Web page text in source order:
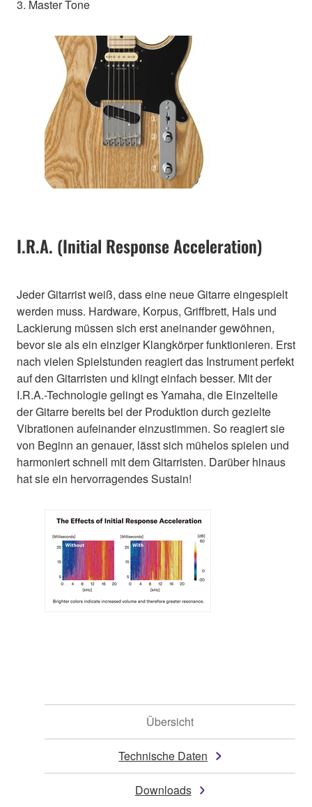
3. Master Tone
I.R.A. (Initial Response Acceleration)
Jeder Gitarrist weiß, dass eine neue Gitarre eingespielt
werden muss. Hardware, Korpus, Griffbrett, Hals und
Lackierung müssen sich erst aneinander gewöhnen,
bevor sie als ein einziger Klangkörper funktionieren. Erst
nach vielen Spielstunden reagiert das Instrument perfekt
auf den Gitarristen und klingt einfach besser. Mit der
I.R.A.-Technologie gelingt es Yamaha, die Einzelteile
der Gitarre bereits bei der Produktion durch gezielte
Vibrationen aufeinander einzustimmen. So reagiert sie
von Beginn an genauer, lässt sich mühelos spielen und
harmoniert schnell mit dem Gitarristen. Darüber hinaus
hat sie ein hervorragendes Sustain!
Übersicht
Technische Daten
Downloads